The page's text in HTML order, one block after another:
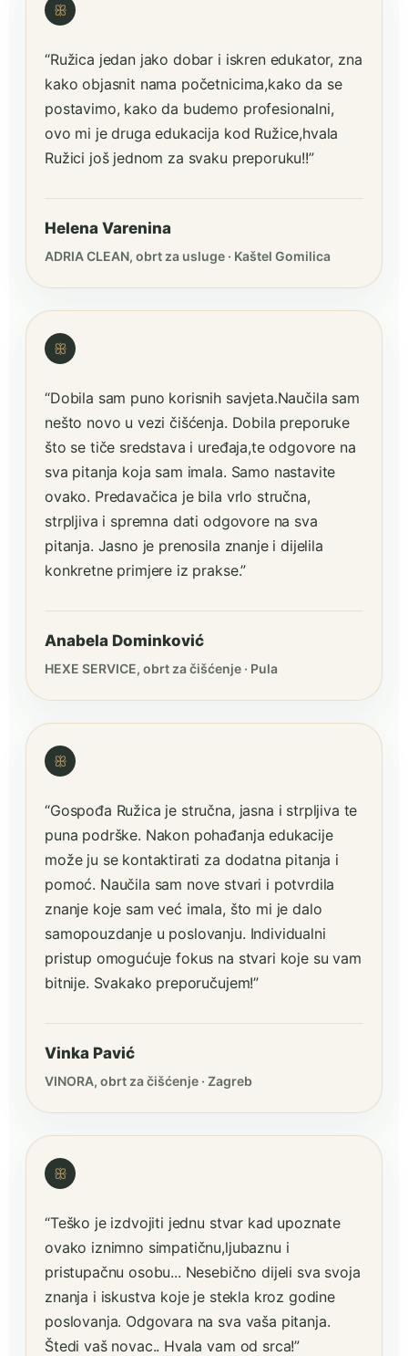
ꕥ
“Ružica jedan jako dobar i iskren edukator, zna
kako objasnit nama početnicima,kako da se
postavimo, kako da budemo profesionalni,
ovo mi je druga edukacija kod Ružice,hvala
Ružici još jednom za svaku preporuku!!”
Helena Varenina
ADRIA CLEAN, obrt za usluge · Kaštel Gomilica
ꕥ
“Dobila sam puno korisnih savjeta.Naučila sam
nešto novo u vezi čišćenja. Dobila preporuke
što se tiče sredstava i uređaja,te odgovore na
sva pitanja koja sam imala. Samo nastavite
ovako. Predavačica je bila vrlo stručna,
strpljiva i spremna dati odgovore na sva
pitanja. Jasno je prenosila znanje i dijelila
konkretne primjere iz prakse.”
Anabela Dominković
HEXE SERVICE, obrt za čišćenje · Pula
ꕥ
“Gospođa Ružica je stručna, jasna i strpljiva te
puna podrške. Nakon pohađanja edukacije
može ju se kontaktirati za dodatna pitanja i
pomoć. Naučila sam nove stvari i potvrdila
znanje koje sam već imala, što mi je dalo
samopouzdanje u poslovanju. Individualni
pristup omogućuje fokus na stvari koje su vam
bitnije. Svakako preporučujem!”
Vinka Pavić
VINORA, obrt za čišćenje · Zagreb
ꕥ
“Teško je izdvojiti jednu stvar kad upoznate
ovako iznimno simpatičnu,ljubaznu i
pristupačnu osobu... Nesebično dijeli sva svoja
znanja i iskustva koje je stekla kroz godine
poslovanja. Odgovara na sva vaša pitanja.
Štedi vaš novac.. Hvala vam od srca!”